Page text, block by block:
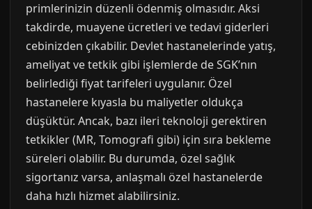
primlerinizin düzenli ödenmiş olmasıdır. Aksi
takdirde, muayene ücretleri ve tedavi giderleri
cebinizden çıkabilir. Devlet hastanelerinde yatış,
ameliyat ve tetkik gibi işlemlerde de SGK’nın
belirlediği fiyat tarifeleri uygulanır. Özel
hastanelere kıyasla bu maliyetler oldukça
düşüktür. Ancak, bazı ileri teknoloji gerektiren
tetkikler (MR, Tomografi gibi) için sıra bekleme
süreleri olabilir. Bu durumda, özel sağlık
sigortanız varsa, anlaşmalı özel hastanelerde
daha hızlı hizmet alabilirsiniz.